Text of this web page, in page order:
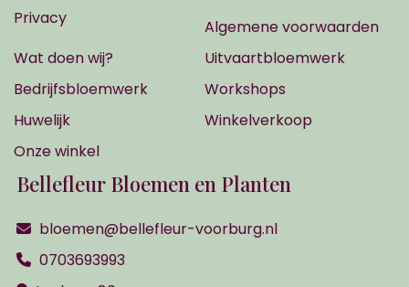
Privacy
Algemene voorwaarden
Wat doen wij?
Uitvaartbloemwerk
Bedrijfsbloemwerk
Workshops
Huwelijk
Winkelverkoop
Onze winkel
Bellefleur Bloemen en Planten
bloemen@bellefleur-voorburg.nl
0703693993